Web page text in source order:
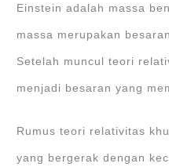
Einstein adalah massa
massa merupakan
Setelah muncul teori
menjadi besaran yang
Rumus teori relativitas
yang bergerak dengan